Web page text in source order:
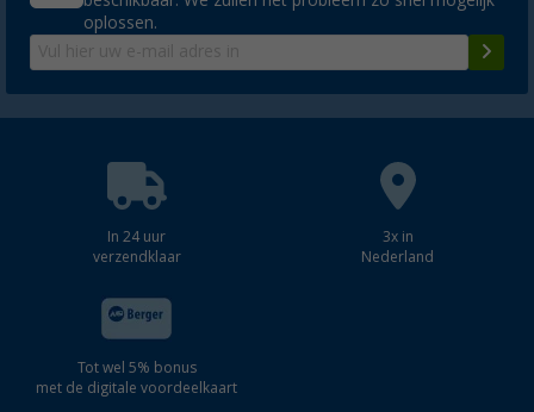
oplossen.
In 24 uur
verzendklaar
3x in
Nederland
Tot wel 5% bonus
met de digitale voordeelkaart